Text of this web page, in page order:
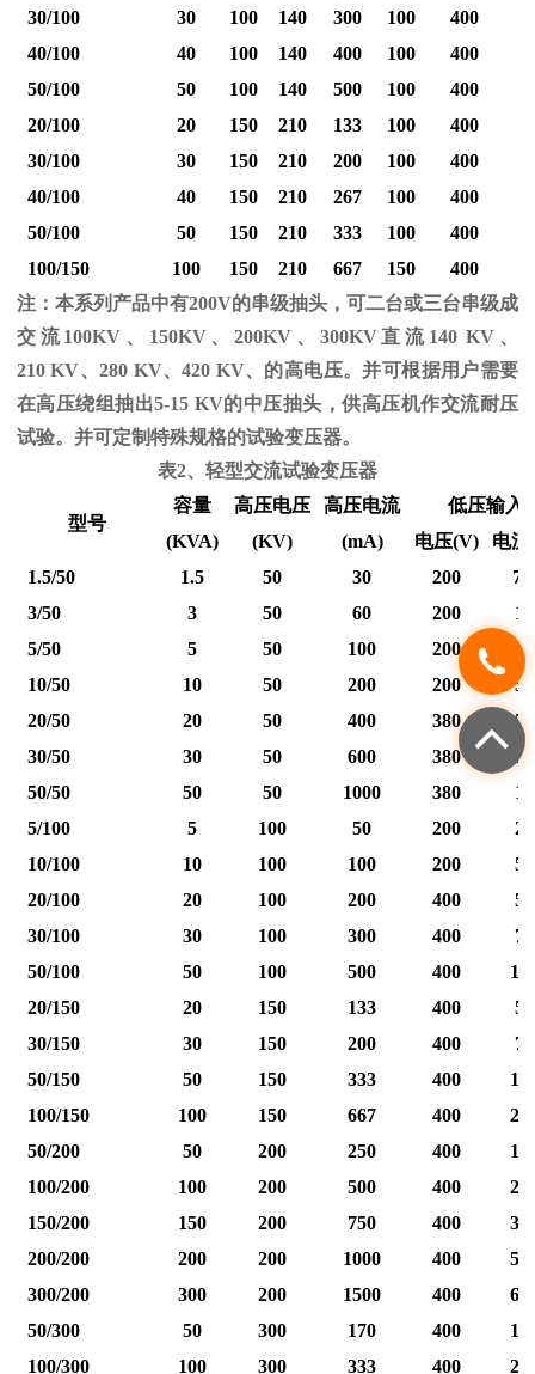
30/100
30 100 140 300 100 400
40/100
40 100 140 400 100 400
50/100
50 100 140 500 100 400
20/100
20 150 210 133 100 400
30/100
30 150 210 200 100 400
40/100
40 150 210 267 100 400
50/100
50 150 210 333 100 400
100/150
100 150 210 667 150 400
注：本系列产品中有200V的串级抽头，可二台或三台串级成
交流100KV 、 150KV、200KV 、 300KV直流 140 KV 、
210 KV、280 KV、420 KV、的高电压。并可根据用户需要
在高压绕组抽出5-15 KV的中压抽头，供高压机作交流耐压
试验。并可定制特殊规格的试验变压器。
表2、轻型交流试验变压器
型号
容量 高压电压 高压电流
低压输入
(KVA)
(KV) (mA) 电压(V) 电流
1.5/50
1.5 50 30 200
7.5
3/50
3 50 60 200
15
5/50
5 50 100 200
25
10/50
10 50 200 200
50
20/50
20 50 400 380
53
30/50
30 50 600 380
79
50/50
50 50 1000 380
12
5/100
5 100 50 200
25
10/100
10 100 100 200
50
20/100
20 100 200 400
50
30/100
30 100 300 400
75
50/100
50 100 500 400
20/150
20 150 133 400
50
30/150
30 150 200 400
75
50/150
50 150 333 400
100/150
100 150 667 400
50/200
50 200 250 400
100/200
100 200 500 400
150/200
150 200 750 400
200/200
200 200 1000 400
300/200
300 200 1500 400
50/300
50 300 170 400
100/300
100 300 333 400